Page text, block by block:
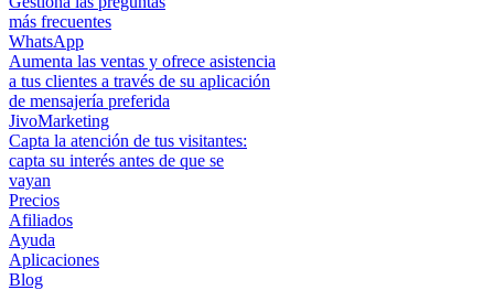
más frecuentes
WhatsApp
Aumenta las ventas y ofrece asistencia
a tus clientes a través de su aplicación
de mensajería preferida
JivoMarketing
Capta la atención de tus visitantes:
capta su interés antes de que se
vayan
Precios
Afiliados
Ayuda
Aplicaciones
Blog